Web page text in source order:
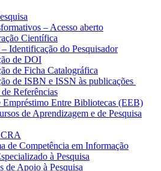
– Acesso aberto
Científica
Identificação do Pesquisador
de DOI
de Ficha Catalográfica
de ISBN e ISSN às publicações
Referências
Empréstimo Entre Bibliotecas (EEB)
de Aprendizagem e de Pesquisa
de Competência em Informação
à Pesquisa
de Apoio à Pesquisa